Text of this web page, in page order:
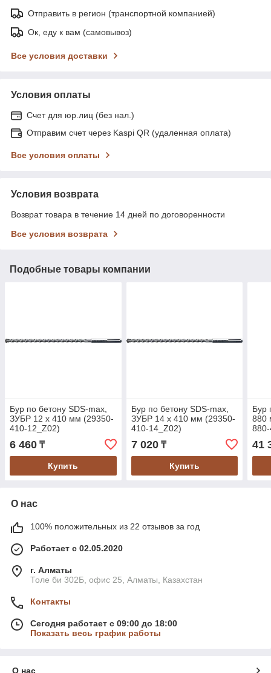
Отправить в регион (транспортной компанией)
Ок, еду к вам (самовывоз)
Все условия доставки
Условия оплаты
Счет для юр.лиц (без нал.)
Отправим счет через Kaspi QR (удаленная оплата)
Все условия оплаты
Условия возврата
Возврат товара в течение 14 дней по договоренности
Все условия возврата
Подобные товары компании
Бур по бетону SDS-max,
ЗУБР 12 х 410 мм (29350-
410-12_Z02)
6 460 ₸
Купить
Бур по бетону SDS-max,
ЗУБР 14 х 410 мм (29350-
410-14_Z02)
7 020₸
Купить
Бур
880
41
О нас
100% положительных из 22 отзывов за год
Работает с 02.05.2020
г. Алматы
Толе би 302Б, офис 25, Алматы, Казахстан
Контакты
Сегодня работает с 09:00 до 18:00
Показать весь график работы
О нас